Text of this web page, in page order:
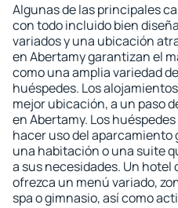
Algunas de las principales
con todo incluido bien
variados y una ubicación
en Abertamy garantizan el
como una amplia variedad
huéspedes. Los
mejor ubicación, a un paso
en Abertamy. Los
hacer uso del
una habitación o una suite
a sus necesidades. Un
ofrezca un menú variado,
spa o gimnasio, así como